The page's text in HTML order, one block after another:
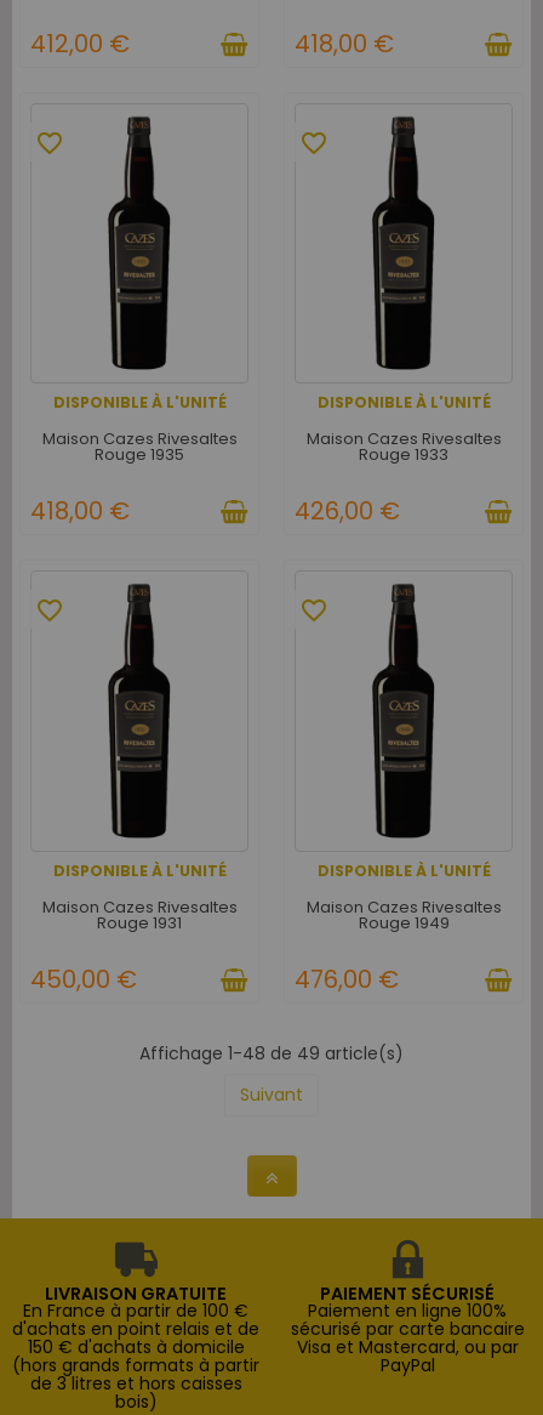
412,00 € 418,00 €
DISPONIBLE À L'UNITÉ
favorite_border
Maison Cazes Rivesaltes
Rouge 1935
418,00 €
DISPONIBLE À L'UNITÉ
favorite_border
Maison Cazes Rivesaltes
Rouge 1933
426,00 €
DISPONIBLE À L'UNITÉ
favorite_border
Maison Cazes Rivesaltes
Rouge 1931
450,00 €
DISPONIBLE À L'UNITÉ
favorite_border
Maison Cazes Rivesaltes
Rouge 1949
476,00 €
Affichage 1-48 de 49 article(s)
Suivant
LIVRAISON GRATUITE
En France à partir de 100 €
d'achats en point relais et de
150 € d'achats à domicile
(hors grands formats à partir
de 3 litres et hors caisses
bois)
PAIEMENT SÉCURISÉ
Paiement en ligne 100%
sécurisé par carte bancaire
Visa et Mastercard, ou par
PayPal